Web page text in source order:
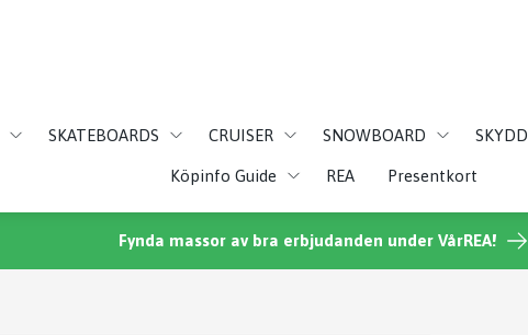
SKATEBOARDS CRUISER SNOWBOARD SKYDD
Köpinfo Guide REA Presentkort
Fynda massor av bra erbjudanden under VårREA!